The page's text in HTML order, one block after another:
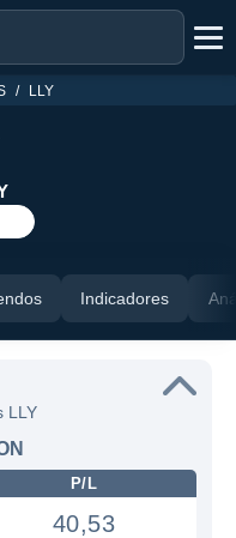
LLY
Indicadores
LLY
P/L
40,53